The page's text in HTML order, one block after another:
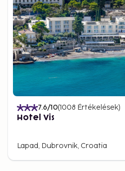
7.6/10(1008 Értékelések)
Hotel Vis
Lapad, Dubrovnik, Croatia